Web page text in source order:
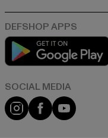
Instagram
FacebookYouTube